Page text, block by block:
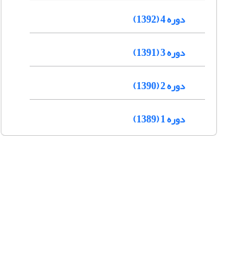
دوره 4 (1392)
دوره 3 (1391)
دوره 2 (1390)
دوره 1 (1389)